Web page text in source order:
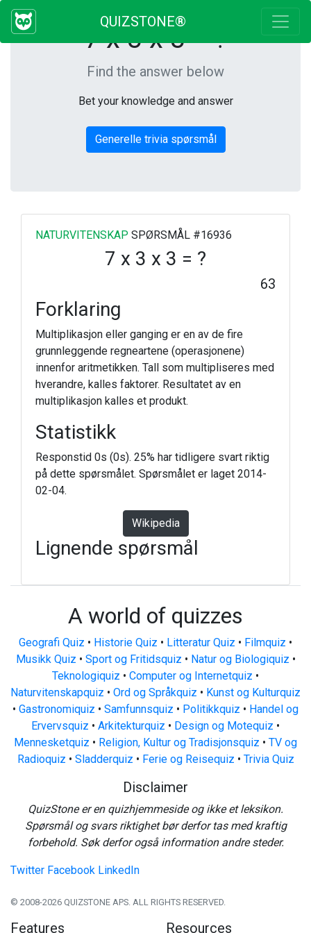
QUIZSTONE®
7 x 3 x 3 = ?
Find the answer below
Bet your knowledge and answer
Generelle trivia spørsmål
NATURVITENSKAP SPØRSMÅL #16936
7 x 3 x 3 = ?
63
Forklaring
Multiplikasjon eller ganging er en av de fire
grunnleggende regneartene (operasjonene)
innenfor aritmetikken. Tall som multipliseres med
hverandre, kalles faktorer. Resultatet av en
multiplikasjon kalles et produkt.
Statistikk
Responstid 0s (0s). 25% har tidligere svart riktig
på dette spørsmålet. Spørsmålet er laget 2014-
02-04.
Wikipedia
Lignende spørsmål
A world of quizzes
Geografi Quiz • Historie Quiz • Litteratur Quiz • Filmquiz •
Musikk Quiz • Sport og Fritidsquiz • Natur og Biologiquiz •
Teknologiquiz • Computer og Internetquiz •
Naturvitenskapquiz • Ord og Språkquiz • Kunst og Kulturquiz
• Gastronomiquiz • Samfunnsquiz • Politikkquiz • Handel og
Ervervsquiz • Arkitekturquiz • Design og Motequiz •
Mennesketquiz • Religion, Kultur og Tradisjonsquiz • TV og
Radioquiz • Sladderquiz • Ferie og Reisequiz • Trivia Quiz
Disclaimer
QuizStone er en quizhjemmeside og ikke et leksikon.
Spørsmål og svars riktighet bør derfor tas med kraftig
forbehold. Søk derfor også information andre steder.
Twitter Facebook LinkedIn
© 2008-2026 QUIZSTONE APS. ALL RIGHTS RESERVED.
Features Resources